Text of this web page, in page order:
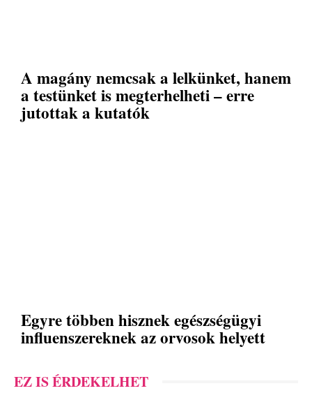
A magány nemcsak a lelkünket, hanem
a testünket is megterhelheti – erre
jutottak a kutatók
Egyre többen hisznek egészségügyi
influenszereknek az orvosok helyett
EZ IS ÉRDEKELHET